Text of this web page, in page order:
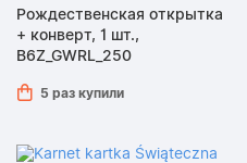
Рождественская открытка
+ конверт, 1 шт.,
B6Z_GWRL_250
5 раз купили